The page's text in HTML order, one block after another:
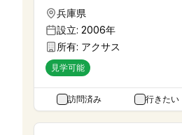
兵庫県
設立: 2006年
所有: アクサス
見学可能
訪問済み 行きたい